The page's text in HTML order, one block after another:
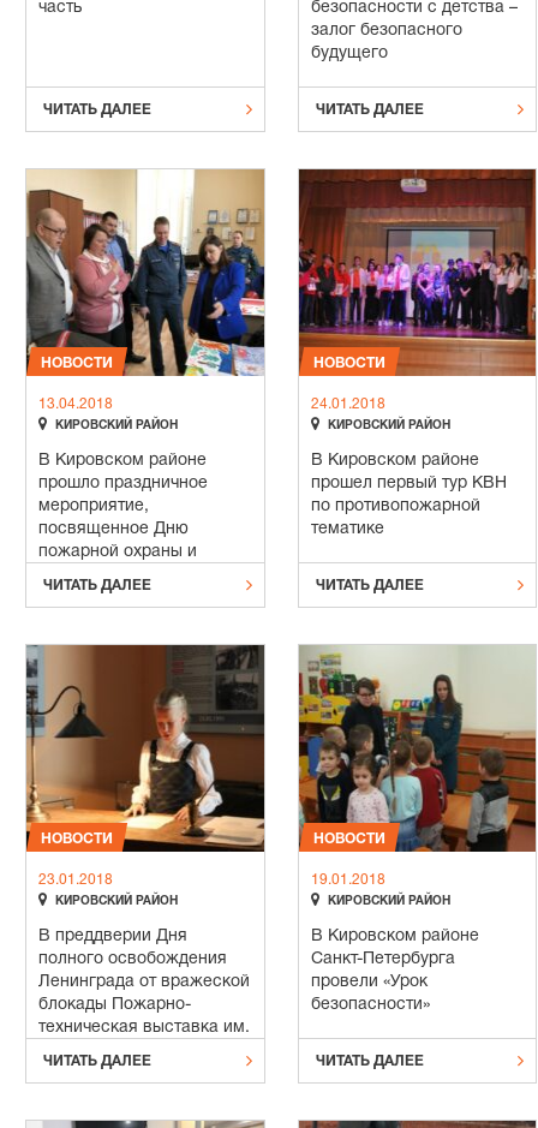
часть
ЧИТАТЬ ДАЛЕЕ 
безопасности с детства –
залог безопасного
будущего
ЧИТАТЬ ДАЛЕЕ 
НОВОСТИ
13.04.2018
 КИРОВСКИЙ РАЙОН
В Кировском районе
прошло праздничное
мероприятие,
посвященное Дню
пожарной охраны и
конкурса детского
«Безопасность глазами
ЧИТАТЬ ДАЛЕЕ 
НОВОСТИ
24.01.2018
 КИРОВСКИЙ РАЙОН
В Кировском районе
прошел первый тур КВН
по противопожарной
тематике
ЧИТАТЬ ДАЛЕЕ 
НОВОСТИ
23.01.2018
 КИРОВСКИЙ РАЙОН
В преддверии Дня
полного освобождения
Ленинграда от вражеской
блокады Пожарно-
техническая выставка им.
посетителям
«Блокада. Я в полку
ЧИТАТЬ ДАЛЕЕ 
НОВОСТИ
19.01.2018
 КИРОВСКИЙ РАЙОН
В Кировском районе
Санкт-Петербурга
провели «Урок
безопасности»
ЧИТАТЬ ДАЛЕЕ 